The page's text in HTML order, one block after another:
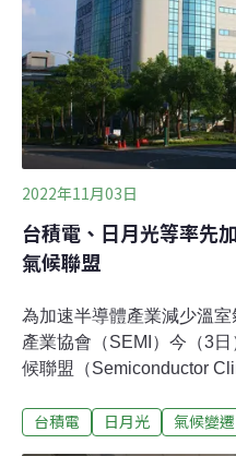
嘉義地區產業的精緻多元
約5900CMD，南科管理局
「換水」，預計在2037年
4400CMD。「換水」2021
2022年11月03日
台積電、日月光等率先
氣候聯盟
為​​加速半導體產業減少溫
產業協會（SEMI）今（3
候聯盟（Semiconductor
參與，台灣有五家企業加
台積電 日月光 氣候變遷